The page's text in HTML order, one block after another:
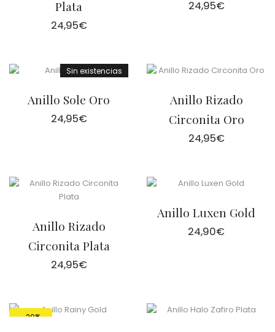
Plata
24,95€
24,95€
Sin existencias
Anillo Sole Oro
24,95€
Anillo Rizado
Circonita Oro
24,95€
Anillo Rizado
Circonita Plata
24,95€
Anillo Luxen Gold
24,90€
-20%